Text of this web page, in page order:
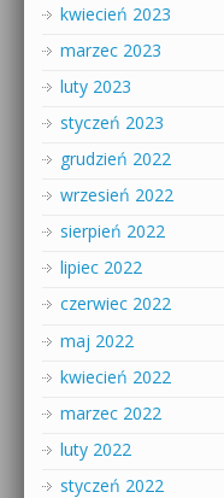
kwiecień 2023
marzec 2023
luty 2023
styczeń 2023
grudzień 2022
wrzesień 2022
sierpień 2022
lipiec 2022
czerwiec 2022
maj 2022
kwiecień 2022
marzec 2022
luty 2022
styczeń 2022